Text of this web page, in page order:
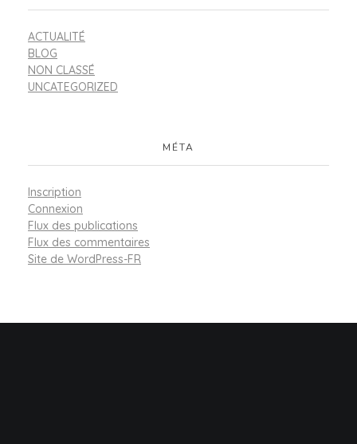
ACTUALITÉ
BLOG
NON CLASSÉ
UNCATEGORIZED
MÉTA
Inscription
Connexion
Flux des publications
Flux des commentaires
Site de WordPress-FR